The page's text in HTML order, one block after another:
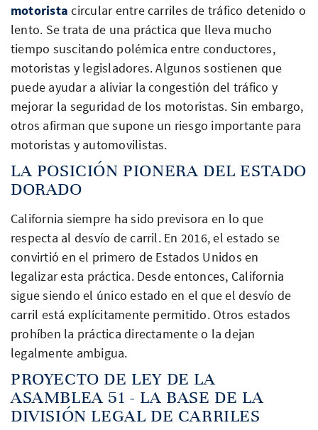
motorista circular entre carriles de tráfico detenido o
lento. Se trata de una práctica que lleva mucho
tiempo suscitando polémica entre conductores,
motoristas y legisladores. Algunos sostienen que
puede ayudar a aliviar la congestión del tráfico y
mejorar la seguridad de los motoristas. Sin embargo,
otros afirman que supone un riesgo importante para
motoristas y automovilistas.
LA POSICIÓN PIONERA DEL ESTADO
DORADO
California siempre ha sido previsora en lo que
respecta al desvío de carril. En 2016, el estado se
convirtió en el primero de Estados Unidos en
legalizar esta práctica. Desde entonces, California
sigue siendo el único estado en el que el desvío de
carril está explícitamente permitido. Otros estados
prohíben la práctica directamente o la dejan
legalmente ambigua.
PROYECTO DE LEY DE LA
ASAMBLEA 51 - LA BASE DE LA
DIVISIÓN LEGAL DE CARRILES